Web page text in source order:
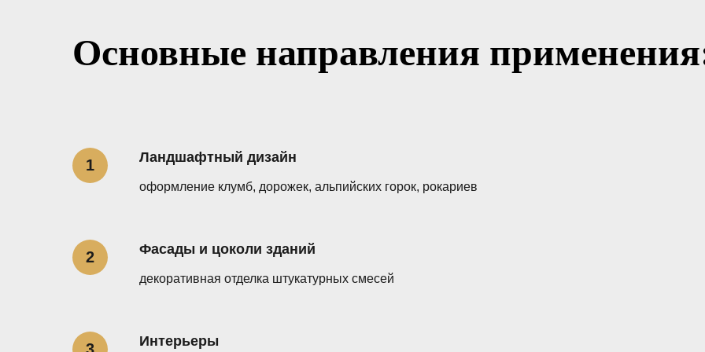
Основные направления
Ландшафтный дизайн
оформление клумб, дорожек, альпийских горок, рокариев
Фасады и цоколи зданий
декоративная отделка штукатурных смесей
Интерьеры